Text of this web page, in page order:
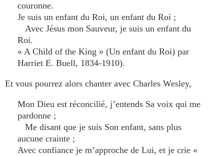
couronne.
Je suis un enfant du Roi, un enfant du Roi ;
Avec Jésus mon Sauveur, je suis un enfant du
Roi.
« A Child of the King » (Un enfant du Roi) par
Harriet E. Buell, 1834-1910).
Et vous pourrez alors chanter avec Charles Wesley,
Mon Dieu est réconcilié, j’entends Sa voix qui me
pardonne ;
Me disant que je suis Son enfant, sans plus
aucune crainte ;
Avec confiance je m’approche de Lui, et je crie «